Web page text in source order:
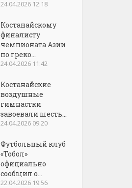
24.04.2026 12:18
Костанайскому
финалисту
чемпионата Азии
по греко...
24.04.2026 11:42
Костанайские
воздушные
гимнастки
завоевали шесть...
24.04.2026 09:20
Футбольный клуб
«Тобол»
официально
сообщил о...
22.04.2026 19:56